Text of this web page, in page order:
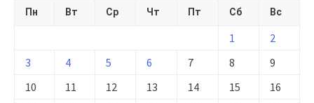
Пн Вт Ср Чт Пт Сб Вс
1
2
3
4 5 6 7 8
9
10
11 12 13 14 15
16